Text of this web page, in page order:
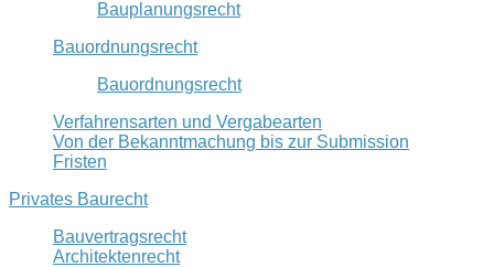
Bauplanungsrecht
Bauordnungsrecht
Bauordnungsrecht
Verfahrensarten und Vergabearten
Von der Bekanntmachung bis zur Submission
Fristen
Privates Baurecht
Bauvertragsrecht
Architektenrecht